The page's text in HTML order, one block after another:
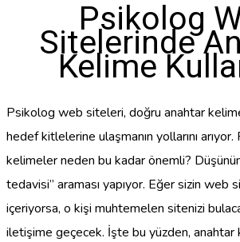
Psikolog
Sitelerinde
Kelime
Psikolog web siteleri, doğru anahtar
hedef kitlelerine ulaşmanın yollarını
kelimeler neden bu kadar önemli?
tedavisi” araması yapıyor. Eğer sizin web
içeriyorsa, o kişi muhtemelen sitenizi
iletişime geçecek. İşte bu yüzden,